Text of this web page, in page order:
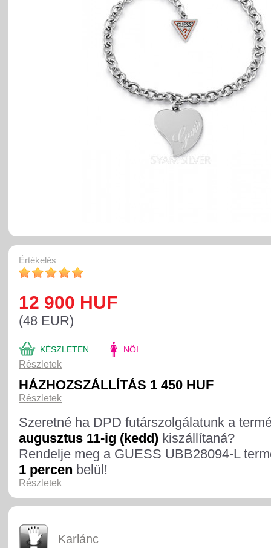
Értékelés
12 900 HUF
(48 EUR)
KÉSZLETEN
Részletek
NŐI
HÁZHOZSZÁLLÍTÁS 1 450 HUF
Részletek
Szeretné ha DPD futárszolgálatunk a
augusztus 11-ig (kedd) kiszállítaná?
Rendelje meg a GUESS UBB28094-L
1 percen belül!
Részletek
Karlánc